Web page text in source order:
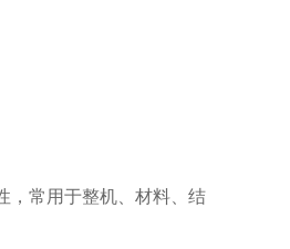
，常用于整机、材料、结